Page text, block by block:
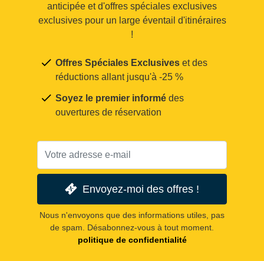
anticipée et d'offres spéciales exclusives
exclusives pour un large éventail d'itinéraires
!
Offres Spéciales Exclusives et des
réductions allant jusqu'à -25 %
Soyez le premier informé des
ouvertures de réservation
Envoyez-moi des offres !
Nous n'envoyons que des informations utiles, pas
de spam. Désabonnez-vous à tout moment.
politique de confidentialité